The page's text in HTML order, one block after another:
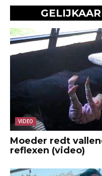
VIDEO
Moeder redt
reflexen (video)